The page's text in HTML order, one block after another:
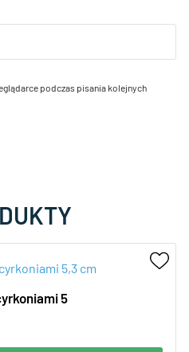
podczas pisania kolejnych
5